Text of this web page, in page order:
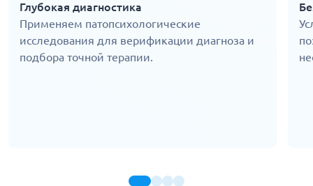
Глубокая диагностика
Применяем патопсихологические
исследования для верификации диагноза и
подбора точной терапии.